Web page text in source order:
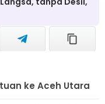
ke Aceh Utara